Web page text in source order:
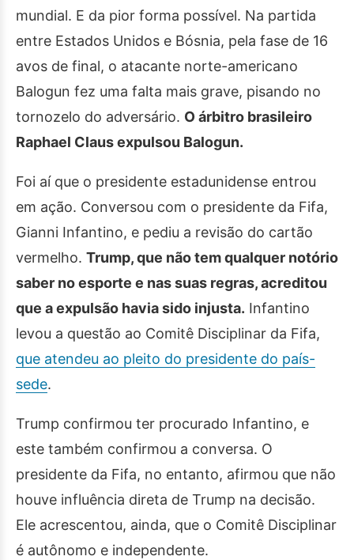
mundial. E da pior forma possível. Na partida
entre Estados Unidos e Bósnia, pela fase de 16
avos de final, o atacante norte-americano
Balogun fez uma falta mais grave, pisando no
tornozelo do adversário. O árbitro brasileiro
Raphael Claus expulsou Balogun.
Foi aí que o presidente estadunidense entrou
em ação. Conversou com o presidente da Fifa,
Gianni Infantino, e pediu a revisão do cartão
vermelho. Trump, que não tem qualquer notório
saber no esporte e nas suas regras, acreditou
que a expulsão havia sido injusta. Infantino
levou a questão ao Comitê Disciplinar da Fifa,
que atendeu ao pleito do presidente do país-
sede.
Trump confirmou ter procurado Infantino, e
este também confirmou a conversa. O
presidente da Fifa, no entanto, afirmou que não
houve influência direta de Trump na decisão.
Ele acrescentou, ainda, que o Comitê Disciplinar
é autônomo e independente.